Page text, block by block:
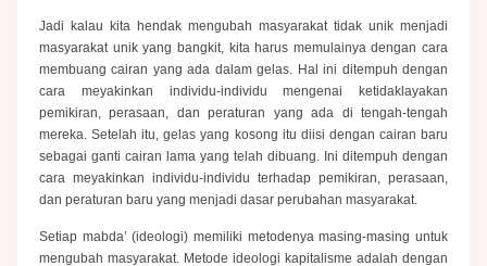
Jadi kalau kita hendak mengubah masyarakat tidak unik menjadi
masyarakat unik yang bangkit, kita harus memulainya dengan cara
membuang cairan yang ada dalam gelas. Hal ini ditempuh dengan
cara meyakinkan individu-individu mengenai ketidaklayakan
pemikiran, perasaan, dan peraturan yang ada di tengah-tengah
mereka. Setelah itu, gelas yang kosong itu diisi dengan cairan baru
sebagai ganti cairan lama yang telah dibuang. Ini ditempuh dengan
cara meyakinkan individu-individu terhadap pemikiran, perasaan,
dan peraturan baru yang menjadi dasar perubahan masyarakat.
Setiap mabda’ (ideologi) memiliki metodenya masing-masing untuk
mengubah masyarakat. Metode ideologi kapitalisme adalah dengan